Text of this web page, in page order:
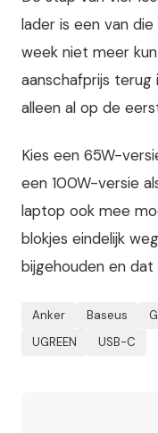
lader is een van
week niet meer
aanschafprijs
alleen al op de
Kies een 65W-
een 100W-versie
laptop ook mee
blokjes eindelijk
bijgehouden en
Anker Baseus
UGREEN
USB-C